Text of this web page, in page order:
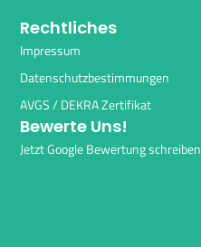
Rechtliches
Impressum
Datenschutzbestimmungen
AVGS / DEKRA Zertifikat
Bewerte Uns!
Jetzt Google Bewertung schreiben